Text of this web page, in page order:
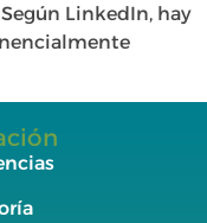
LinkedIn, hay